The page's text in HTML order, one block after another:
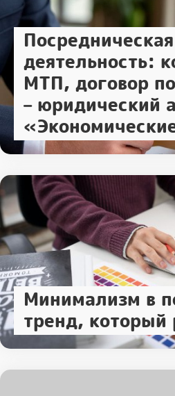
Посредническая
деятельность:
МТП, договор
– юридический
Минимализм в
тренд, который